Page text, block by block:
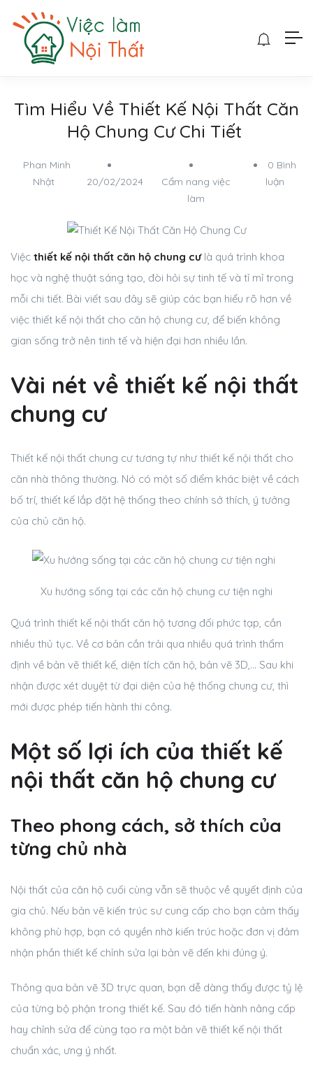
Tìm Hiểu Về Thiết Kế Nội Thất Căn
Hộ Chung Cư Chi Tiết
Phan Minh
Nhật
20/02/2024
Cẩm nang việc
làm
0 Bình
luận
Việc thiết kế nội thất căn hộ chung cư là quá trình khoa
học và nghệ thuật sáng tạo, đòi hỏi sự tinh tế và tỉ mỉ trong
mỗi chi tiết. Bài viết sau đây sẽ giúp các bạn hiểu rõ hơn về
việc thiết kế nội thất cho căn hộ chung cư, để biến không
gian sống trở nên tinh tế và hiện đại hơn nhiều lần.
Vài nét về thiết kế nội thất
chung cư
Thiết kế nội thất chung cư tương tự như thiết kế nội thất cho
căn nhà thông thường. Nó có một số điểm khác biệt về cách
bố trí, thiết kế lắp đặt hệ thống theo chính sở thích, ý tưởng
của chủ căn hộ.
Xu hướng sống tại các căn hộ chung cư tiện nghi
Quá trình thiết kế nội thất căn hộ tương đối phức tạp, cần
nhiều thủ tục. Về cơ bản cần trải qua nhiều quá trình thẩm
định về bản vẽ thiết kế, diện tích căn hộ, bản vẽ 3D,… Sau khi
nhận được xét duyệt từ đại diện của hệ thống chung cư, thì
mới được phép tiến hành thi công.
Một số lợi ích của thiết kế
nội thất căn hộ chung cư
Theo phong cách, sở thích của
từng chủ nhà
Nội thất của căn hộ cuối cùng vẫn sẽ thuộc về quyết định của
gia chủ. Nếu bản vẽ kiến trúc sư cung cấp cho bạn cảm thấy
không phù hợp, bạn có quyền nhờ kiến trúc hoặc đơn vị đảm
nhận phần thiết kế chỉnh sửa lại bản vẽ đến khi đúng ý.
Thông qua bản vẽ 3D trực quan, bạn dễ dàng thấy được tỷ lệ
của từng bộ phận trong thiết kế. Sau đó tiến hành nâng cấp
hay chỉnh sửa để cùng tạo ra một bản vẽ thiết kế nội thất
chuẩn xác, ưng ý nhất.